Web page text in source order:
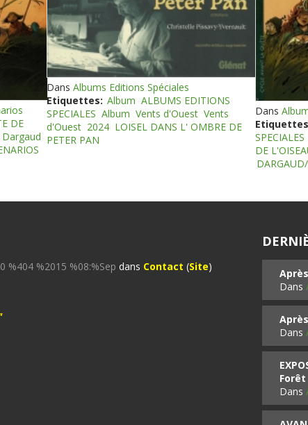
DE
Dargaud
Dans Albums Editions Spéciales
Etiquettes: Album ALBUMS EDITIONS
SPECIALES Album Vents d'Ouest Vents
d'Ouest 2024 LOISEL DANS L' OMBRE DE
PETER PAN
Dans
SPECIALES
DE
%404 %2015 %08:%Sep dans Contact (Site)
Dans
Dans
Forêt
Dans